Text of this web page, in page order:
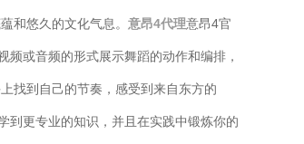
和悠久的文化气息。 意昂4代理意昂4官
或音频的形式展示舞蹈的动作和编排，
找到自己的节奏，感受到来自东方的
到更专业的知识，并且在实践中锻炼你的